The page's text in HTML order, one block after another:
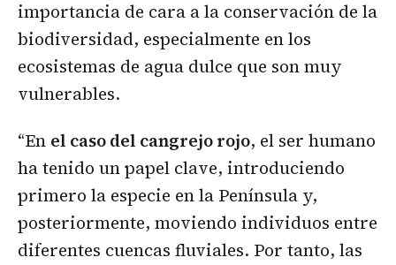
importancia de cara a la conservación de la
biodiversidad, especialmente en los
ecosistemas de agua dulce que son muy
vulnerables.
“En el caso del cangrejo rojo, el ser humano
ha tenido un papel clave, introduciendo
primero la especie en la Península y,
posteriormente, moviendo individuos entre
diferentes cuencas fluviales. Por tanto, las